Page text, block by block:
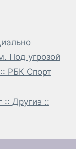
Под угрозой
РБК Спорт
:: Другие ::